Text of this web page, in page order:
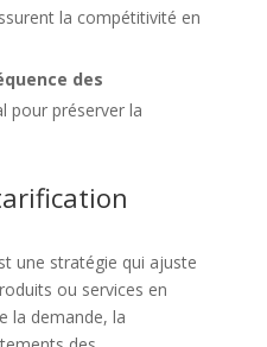
la compétitivité en
des
pour préserver la
une stratégie qui ajuste
ou services en
la demande, la